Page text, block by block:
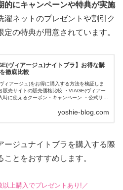
的にキャンペーンや特典が実施
濯ネットのプレゼントや割引ク
の特典が用意されています。
ヴィアージュ)ナイトブラ】お得な購
徹底比較
ィアージュ)をお得に購入する方法を検証しま
販売サイトの販売価格比較 ・VIAGE(ヴィアー
時に使えるクーポン・キャンペーン ・公式サイ
yoshie-blog.com
ージュナイトブラを購入する際
とをおすすめします。
以上購入でプレゼントあり!／